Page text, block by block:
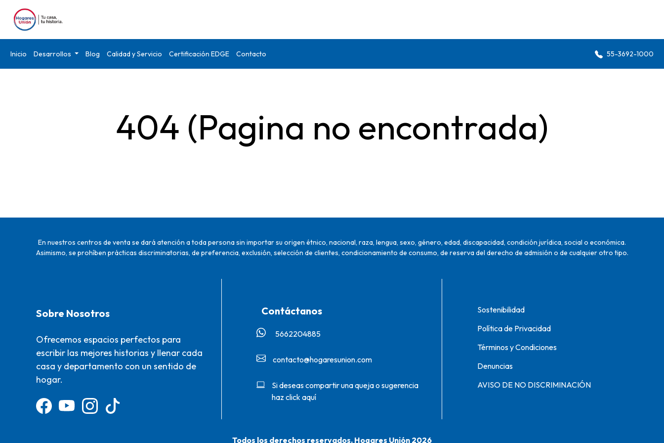
Inicio Desarrollos Blog Calidad y Servicio Certificación EDGE Contacto 55-3692-1000
404 (Pagina no encontrada)
En nuestros centros de venta se dará atención a toda persona sin importar su origen étnico, nacional, raza, lengua, sexo, género, edad, discapacidad, condición jurídica, social o económica.
Asimismo, se prohíben prácticas discriminatorias, de preferencia, exclusión, selección de clientes, condicionamiento de consumo, de reserva del derecho de admisión o de cualquier otro tipo.
Sobre Nosotros
Ofrecemos espacios perfectos para
escribir las mejores historias y llenar cada
casa y departamento con un sentido de
hogar.
Contáctanos
5662204885‬
contacto@hogaresunion.com
Si deseas compartir una queja o sugerencia
haz click aquí
Sostenibilidad
Política de Privacidad
Términos y Condiciones
Denuncias
AVISO DE NO DISCRIMINACIÓN
Todos los derechos reservados. Hogares Unión 2026